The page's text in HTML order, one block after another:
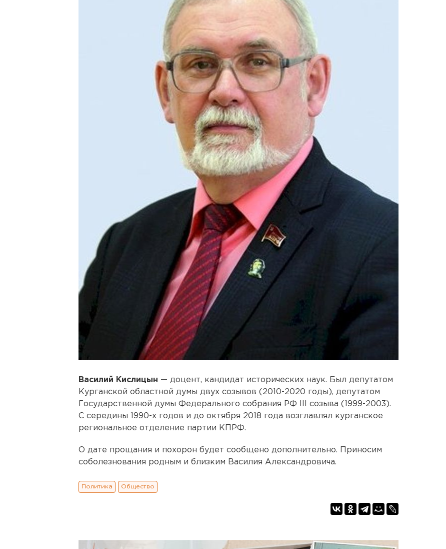
Василий Кислицын — доцент, кандидат исторических наук. Был депутатом
Курганской областной думы двух созывов (2010-2020 годы), депутатом
Государственной думы Федерального собрания РФ III созыва (1999-2003).
С середины 1990-х годов и до октября 2018 года возглавлял курганское
региональное отделение партии КПРФ.
О дате прощания и похорон будет сообщено дополнительно. Приносим
соболезнования родным и близким Василия Александровича.
Политика Общество